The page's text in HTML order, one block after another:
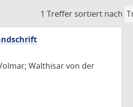
1 Treffer sortiert nach
Walthisar von der